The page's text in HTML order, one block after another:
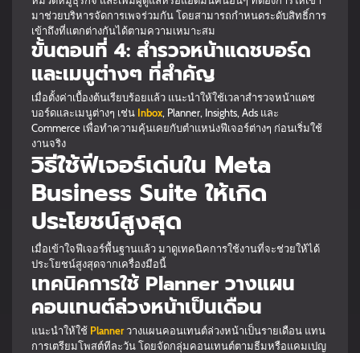
มาช่วยบริหารจัดการเพจร่วมกัน โดยสามารถกำหนดระดับสิทธิ์การ
เข้าถึงที่แตกต่างกันได้ตามความเหมาะสม
ขั้นตอนที่ 4: สำรวจหน้าแดชบอร์ด
และเมนูต่างๆ ที่สำคัญ
เมื่อตั้งค่าเบื้องต้นเรียบร้อยแล้ว แนะนำให้ใช้เวลาสำรวจหน้าแดช
บอร์ดและเมนูต่างๆ เช่น Inbox , Planner, Insights, Ads และ
Commerce เพื่อทำความคุ้นเคยกับตำแหน่งฟีเจอร์ต่างๆ ก่อนเริ่มใช้
งานจริง
วิธีใช้ฟีเจอร์เด่นใน Meta
Business Suite ให้เกิด
ประโยชน์สูงสุด
เมื่อเข้าใจฟีเจอร์พื้นฐานแล้ว มาดูเทคนิคการใช้งานที่จะช่วยให้ได้
ประโยชน์สูงสุดจากเครื่องมือนี้
เทคนิคการใช้ Planner วางแผน
คอนเทนต์ล่วงหน้าเป็นเดือน
แนะนำให้ใช้ Plannerวางแผนคอนเทนต์ล่วงหน้าเป็นรายเดือน แทน
การเตรียมโพสต์ทีละวัน โดยจัดกลุ่มคอนเทนต์ตามธีมหรือแคมเปญ